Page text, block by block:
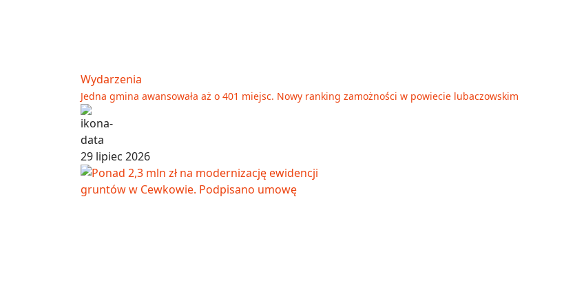
Wydarzenia
Jedna gmina awansowała aż o 401 miejsc. Nowy ranking zamożności w powiecie lubaczowskim
29 lipiec 2026